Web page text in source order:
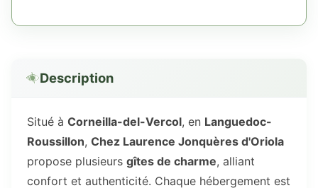
Description
Situé à Corneilla-del-Vercol, en Languedoc-
Roussillon, Chez Laurence Jonquères d'Oriola
propose plusieurs gîtes de charme, alliant
confort et authenticité. Chaque hébergement est